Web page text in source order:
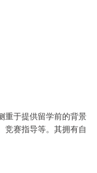
重于提供留学前的背景
竞赛指导等。其拥有自